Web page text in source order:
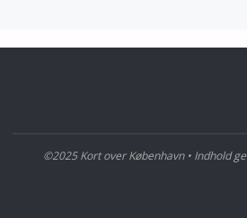
©2025 Kort over København • Indhold